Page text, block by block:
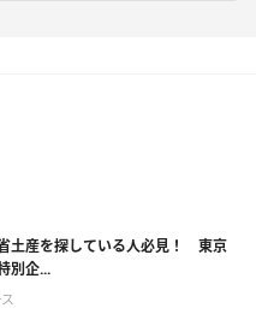
省土産を探している人必見！ 東京
別企...